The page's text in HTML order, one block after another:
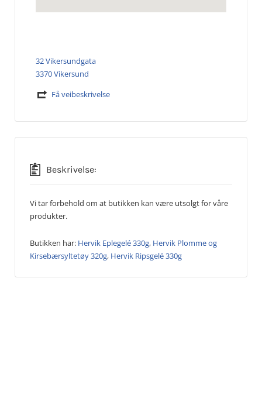
32 Vikersundgata
3370 Vikersund
Få veibeskrivelse
Beskrivelse:
Vi tar forbehold om at butikken kan være utsolgt for våre
produkter.
Butikken har: Hervik Eplegelé 330g, Hervik Plomme og
Kirsebærsyltetøy 320g, Hervik Ripsgelé 330g